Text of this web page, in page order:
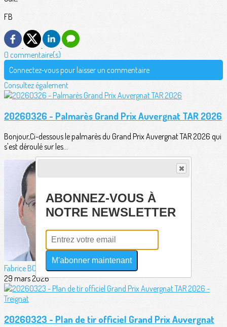
FB
0 commentaire(s)
Connectez-vous pour laisser un commentaire
Consultez également
20260326 - Palmarès Grand Prix Auvergnat TAR 2026
Bonjour,Ci-dessous le palmarès du Grand Prix Auvergnat TAR 2026 qui
s'est déroulé sur les...
Fabrice BORDERIE
29 mars 2026
20260323 - Plan de tir officiel Grand Prix Auvergnat
ABONNEZ-VOUS À
NOTRE NEWSLETTER
M'abonner maintenant